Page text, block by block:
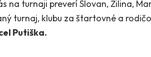
na turnaji preverí Slovan, Žilina,
turnaj, klubu za štartovné a
Putiška.